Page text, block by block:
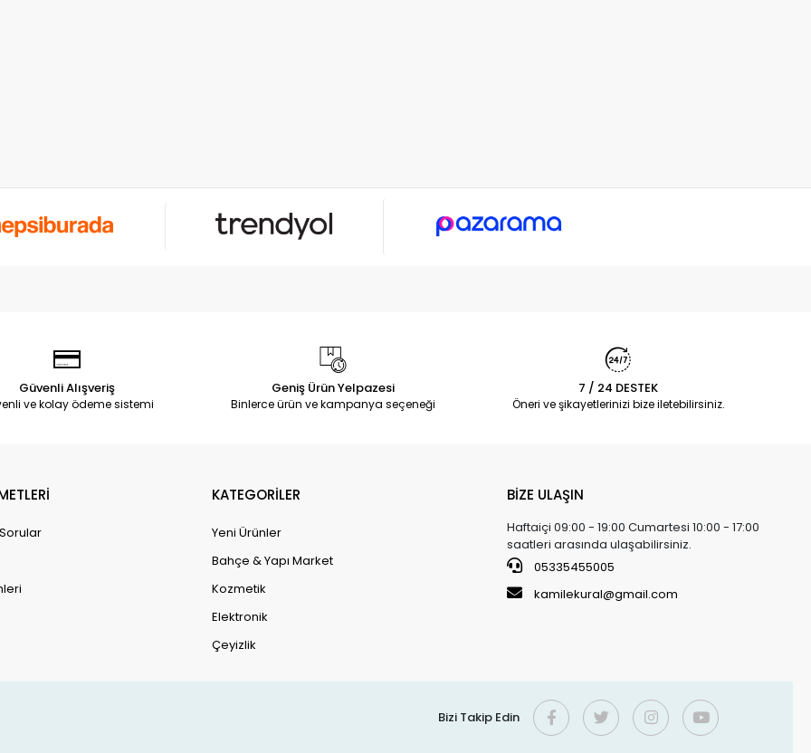
Güvenli Alışveriş
ve kolay ödeme sistemi
Geniş Ürün Yelpazesi
Binlerce ürün ve kampanya seçeneği
7 / 24 DESTEK
Öneri ve şikayetlerinizi bize iletebilirsiniz.
KATEGORİLER
Yeni Ürünler
Bahçe & Yapı Market
Kozmetik
Elektronik
Çeyizlik
BİZE ULAŞIN
Haftaiçi 09:00 - 19:00 Cumartesi 10:00 - 17:00
saatleri arasında ulaşabilirsiniz.
05335455005
kamilekural@gmail.com
Bizi Takip Edin